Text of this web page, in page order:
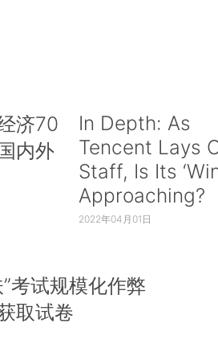
济70
内外
In Depth: As
Tencent Lays
Staff, Is Its
Approaching?
2022年04月01日
考试规模化作弊
取试卷